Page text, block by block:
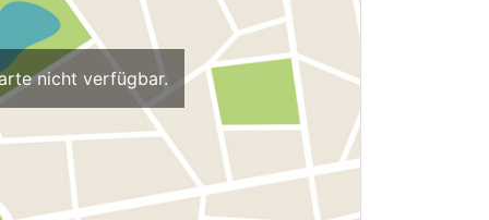
nicht verfügbar.